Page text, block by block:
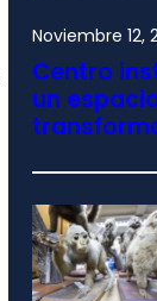
Noviembre 12,
Centro
un